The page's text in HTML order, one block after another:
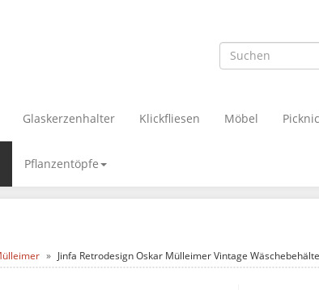
Glaskerzenhalter Klickfliesen Möbel
Pflanzentöpfe
Jinfa Retrodesign Oskar Mülleimer Vintage